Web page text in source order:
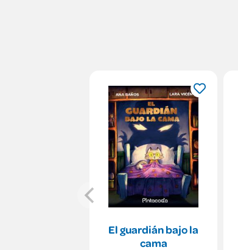
El guardián bajo la
cama